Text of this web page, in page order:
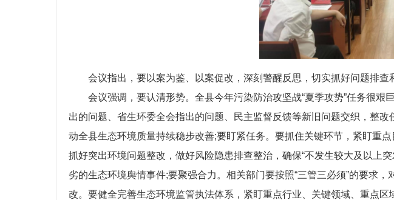
会议指出，要以案为鉴、以案促改，深刻警醒反思，切实抓好问题排查
会议强调，要认清形势。全县今年污染防治攻坚战“夏季攻势”任务很
出的问题、省生环委全会指出的问题、民主监督反馈等新旧问题交织，整
动全县生态环境质量持续稳步改善;要盯紧任务。要抓住关键环节，紧盯重
抓好突出环境问题整改，做好风险隐患排查整治，确保“不发生较大及以上
劣的生态环境舆情事件;要聚强合力。相关部门要按照“三管三必须”的要求
改。要健全完善生态环境监管执法体系，紧盯重点行业、关键领域、重点